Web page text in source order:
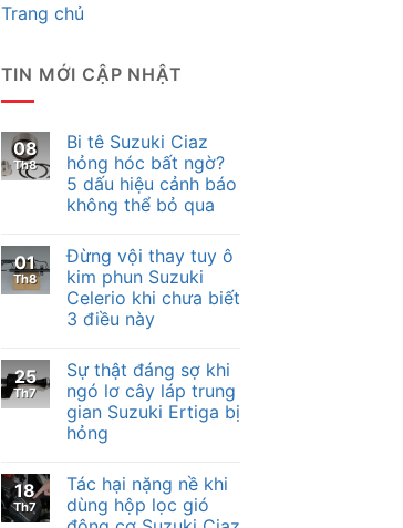
Trang chủ
TIN MỚI CẬP NHẬT
08
Th8
Bi tê Suzuki Ciaz
hỏng hóc bất ngờ?
5 dấu hiệu cảnh báo
không thể bỏ qua
01
Th8
Đừng vội thay tuy ô
kim phun Suzuki
Celerio khi chưa biết
3 điều này
25
Th7
Sự thật đáng sợ khi
ngó lơ cây láp trung
gian Suzuki Ertiga bị
hỏng
18
Th7
Tác hại nặng nề khi
dùng hộp lọc gió